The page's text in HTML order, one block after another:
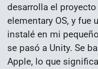
desarrolla el
elementary OS, y fue
instalé en mi
se pasó a Unity. Se
Apple, lo que